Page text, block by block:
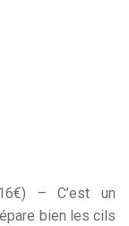
– C’est un
bien les cils